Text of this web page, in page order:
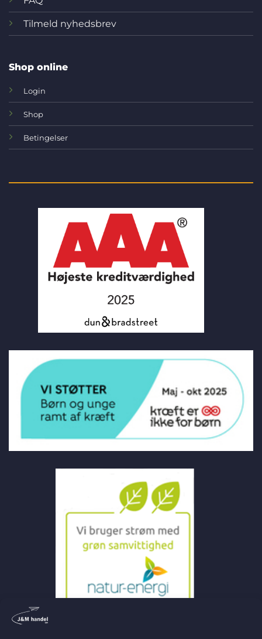
Tilmeld nyhedsbrev
Shop online
Login
Shop
Betingelser